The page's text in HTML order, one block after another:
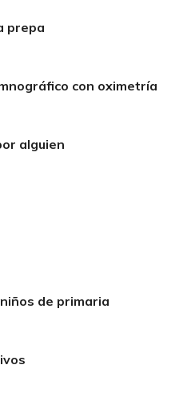
prepa
con oximetría
alguien
de primaria